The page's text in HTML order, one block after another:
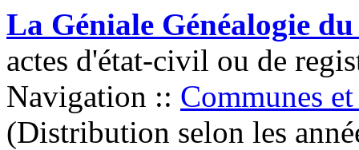
La Géniale Généalogie
actes d'état-civil ou de
Navigation :: Communes
(Distribution selon les